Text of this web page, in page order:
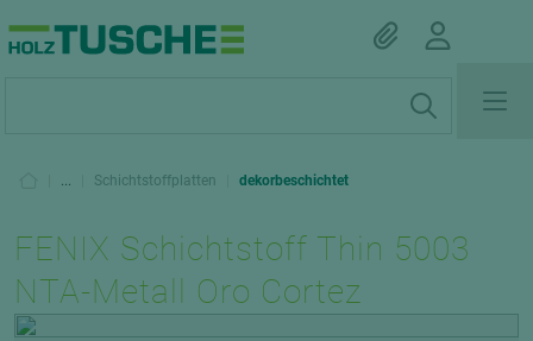
... Schichtstoffplatten dekorbeschichtet
FENIX Schichtstoff Thin 5003
NTA-Metall Oro Cortez